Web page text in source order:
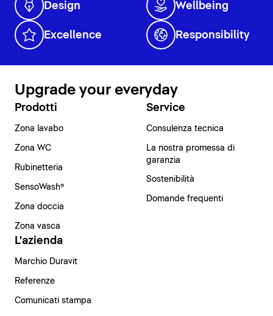
Design Wellbeing
Excellence Responsibility
Upgrade your everyday
Prodotti
Zona lavabo
Zona WC
Rubinetteria
SensoWash®
Zona doccia
Zona vasca
Service
Consulenza tecnica
La nostra promessa di
garanzia
Sostenibilità
Domande frequenti
L'azienda
Marchio Duravit
Referenze
Comunicati stampa